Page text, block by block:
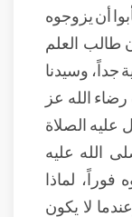
أن يزوجوه
طالب العلم
جداً، وسيدنا
الله عز
عليه الصلاة
الله عليه
لماذا
لا يكون